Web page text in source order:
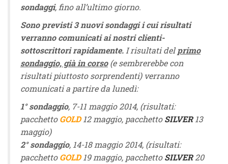
sondaggi, fino all’ultimo giorno.
Sono previsti 3 nuovi sondaggi i cui risultati
verranno comunicati ai nostri clienti-
sottoscrittori rapidamente. I risultati delprimo
sondaggio, già in corso(e sembrerebbe con
risultati piuttosto sorprendenti) verranno
comunicati a partire da lunedì:
1° sondaggio, 7-11 maggio 2014, (risultati:
pacchettoGOLD 12 maggio, pacchettoSILVER13
maggio)
2° sondaggio, 14-18 maggio 2014, (risultati:
pacchetto GOLD 19 maggio, pacchettoSILVER20